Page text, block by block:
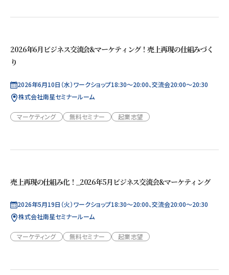
2026年6月ビジネス交流会&マーケティング！売上再現の仕組みづく
り
2026年6月10日（水）ワークショップ18:30～20:00、交流会20:00～20:30
株式会社南星セミナールーム
マーケティング 無料セミナー 起業志望
売上再現の仕組み化！_2026年5月ビジネス交流会&マーケティング
2026年5月19日（火）ワークショップ18:30～20:00、交流会20:00～20:30
株式会社南星セミナールーム
マーケティング 無料セミナー 起業志望